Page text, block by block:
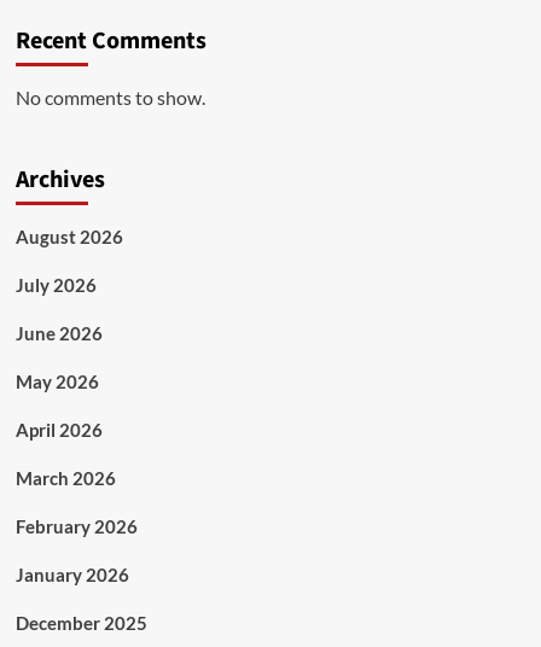
Recent Comments
No comments to show.
Archives
August 2026
July 2026
June 2026
May 2026
April 2026
March 2026
February 2026
January 2026
December 2025